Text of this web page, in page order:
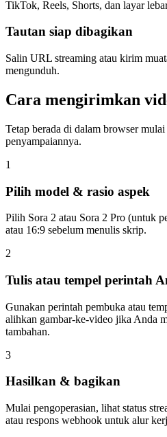
TikTok, Reels, Shorts, dan layar
Tautan siap dibagikan
Salin URL streaming atau kirim
mengunduh.
Cara mengirimkan
Tetap berada di dalam browser
penyampaiannya.
1
Pilih model & rasio aspek
Pilih Sora 2 atau Sora 2 Pro (untuk
atau 16:9 sebelum menulis skrip.
2
Tulis atau tempel perintah
Gunakan perintah pembuka atau
alihkan gambar-ke-video jika Anda
tambahan.
3
Hasilkan & bagikan
Mulai pengoperasian, lihat status
atau respons webhook untuk alur